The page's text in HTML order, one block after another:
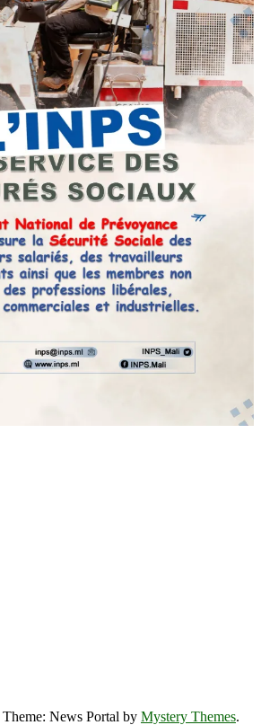
Theme: News Portal by Mystery Themes.